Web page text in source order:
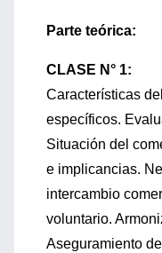
Parte teórica:
CLASE N° 1:
Características
específicos.
Situación del
e implicancias.
intercambio
voluntario.
Aseguramiento